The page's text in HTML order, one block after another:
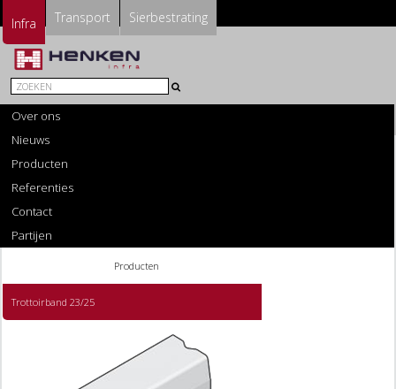
Infra Transport Sierbestrating
Over ons
Nieuws
Producten
Referenties
Contact
Partijen
Producten
Trottoirband 23/25